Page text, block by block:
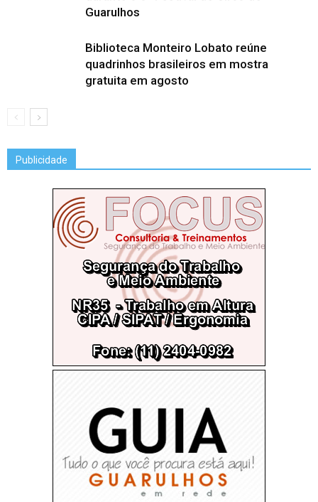
Guarulhos
Biblioteca Monteiro Lobato reúne
quadrinhos brasileiros em mostra
gratuita em agosto
Publicidade